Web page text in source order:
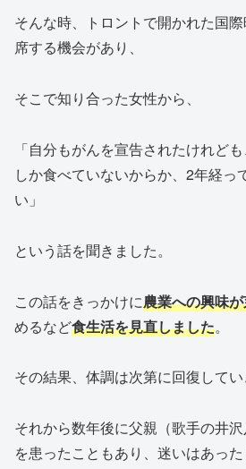
そんな時、トロントで開かれた国
席する機会があり、
そこで知り合った女性から、
「自分もがんを宣告されたけれど
しか食べていないからか、2年経っ
い」
という話を聞きました。
この話をきっかけに農業への興味
めるなど食生活を見直しました。
その結果、体調は次第に回復してい
それから数年後に父親（歌手の井
を患ったこともあり、迷いはあった